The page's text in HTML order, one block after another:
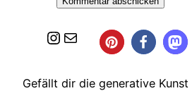
Instagram
E-Mail
Gefällt dir die generative